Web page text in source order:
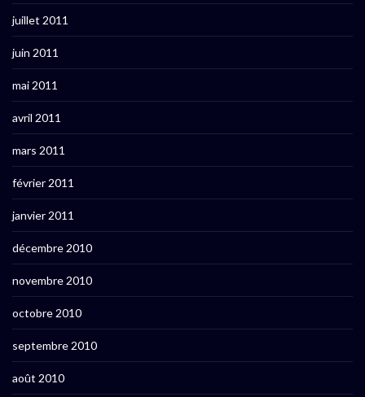
juillet 2011
juin 2011
mai 2011
avril 2011
mars 2011
février 2011
janvier 2011
décembre 2010
novembre 2010
octobre 2010
septembre 2010
août 2010